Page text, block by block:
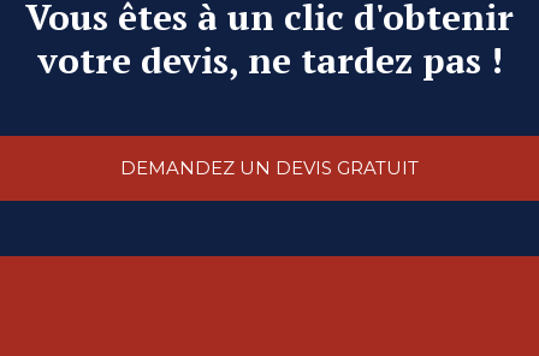
Vous êtes à un clic d'obtenir
votre devis, ne tardez pas !
DEMANDEZ UN DEVIS GRATUIT